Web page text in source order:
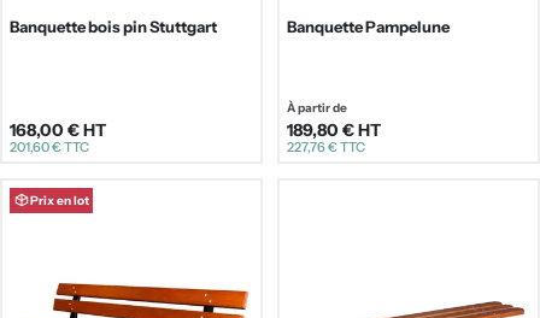
Banquette bois pin Stuttgart
Prix
168,00 €HT
201,60 €TTC
Banquette Pampelune
Prix
régulier
À partir de
189,80 €HT
227,76 €TTC
Prix en lot